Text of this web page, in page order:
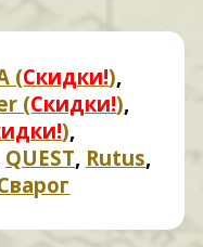
(Скидки!),
(Скидки!),
),
QUEST, Rutus,